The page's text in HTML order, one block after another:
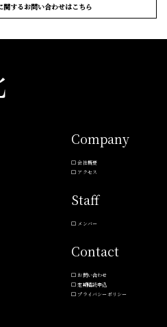
関するお問い合わせはこちら
Company
会社概要
アクセス
Staff
メンバー
Contact
お問い合わせ
定期購読申込
プライバシーポリシー